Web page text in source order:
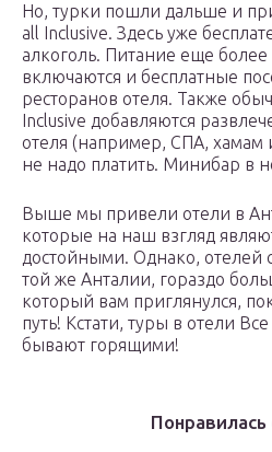
Но, турки пошли дальше и
all Inclusive. Здесь уже
алкоголь. Питание еще
включаются и бесплатные
ресторанов отеля. Также
Inclusive добавляются
отеля (например, СПА, хамам
не надо платить. Минибар в
Выше мы привели отели в
которые на наш взгляд
достойными. Однако, отелей
той же Анталии, гораздо
который вам приглянулся,
путь! Кстати, туры в отели
бывают горящими!
Понравилась